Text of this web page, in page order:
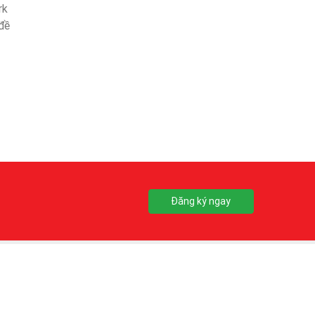
Đăng ký ngay